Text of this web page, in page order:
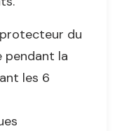
du
pendant la
les 6